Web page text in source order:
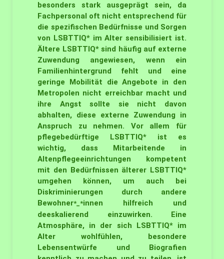
besonders stark ausgeprägt sein, da
Fachpersonal oft nicht entsprechend für
die spezifischen Bedürfnisse und Sorgen
von LSBTTIQ* im Alter sensibilisiert ist.
Ältere LSBTTIQ* sind häufig auf externe
Zuwendung angewiesen, wenn ein
Familienhintergrund fehlt und eine
geringe Mobilität die Angebote in den
Metropolen nicht erreichbar macht und
ihre Angst sollte sie nicht davon
abhalten, diese externe Zuwendung in
Anspruch zu nehmen. Vor allem für
pflegebedürftige LSBTTIQ* ist es
wichtig, dass Mitarbeitende in
Altenpflegeeinrichtungen kompetent
mit den Bedürfnissen älterer LSBTTIQ*
umgehen können, um auch bei
Diskriminierungen durch andere
Bewohner*_*innen hilfreich und
deeskalierend einzuwirken. Eine
Atmosphäre, in der sich LSBTTIQ* im
Alter wohlfühlen, besondere
Lebensentwürfe und Biografien